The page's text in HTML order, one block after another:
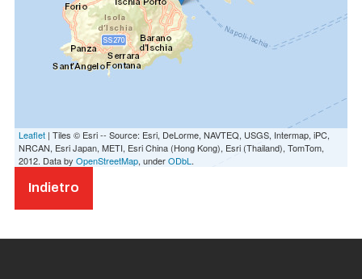
Leaflet | Tiles © Esri -- Source: Esri, DeLorme, NAVTEQ, USGS, Intermap, iPC,
NRCAN, Esri Japan, METI, Esri China (Hong Kong), Esri (Thailand), TomTom,
2012. Data by OpenStreetMap, underODbL .
Indietro